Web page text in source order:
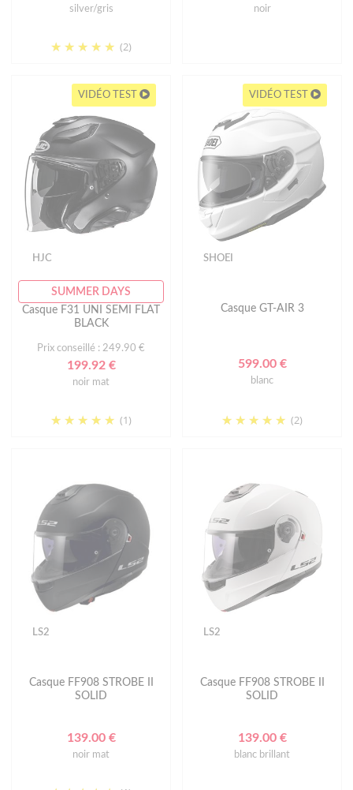
silver/gris
(2)
noir
VIDÉO TEST
HJC
SUMMER DAYS
Casque F31 UNI SEMI FLAT
BLACK
Prix conseillé : 249.90 €
199.92 €
noir mat
(1)
VIDÉO TEST
SHOEI
Casque GT-AIR 3
599.00 €
blanc
(2)
LS2
Casque FF908 STROBE II
SOLID
139.00 €
noir mat
LS2
Casque FF908 STROBE II
SOLID
139.00 €
blanc brillant